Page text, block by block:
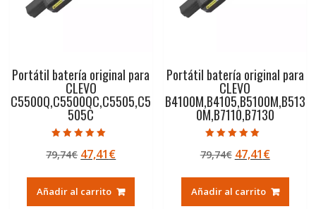
Portátil batería original para
CLEVO
C5500Q,C5500QC,C5505,C5
505C
5.00
de 5
79,74€ El
original
era:
47,41€El
actual
es:
Añadir al carrito
Portátil batería original para
CLEVO
B4100M,B4105,B5100M,B513
0M,B7110,B7130
5.00
de 5
79,74€ El
original
era:
47,41€El
actual
es:
Añadir al carrito